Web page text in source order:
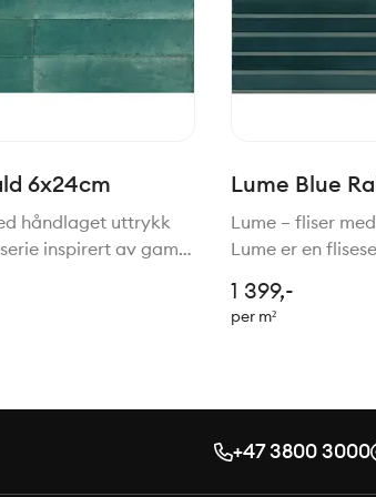
6x24cm
håndlaget uttrykk
inspirert av gamle
teknologi.
kombinasjon
Lume Blue
Lume – fliser
Lume er en
gjenskapt med
Resultatet er en
1 399,-
per m²
+47 3800 3000